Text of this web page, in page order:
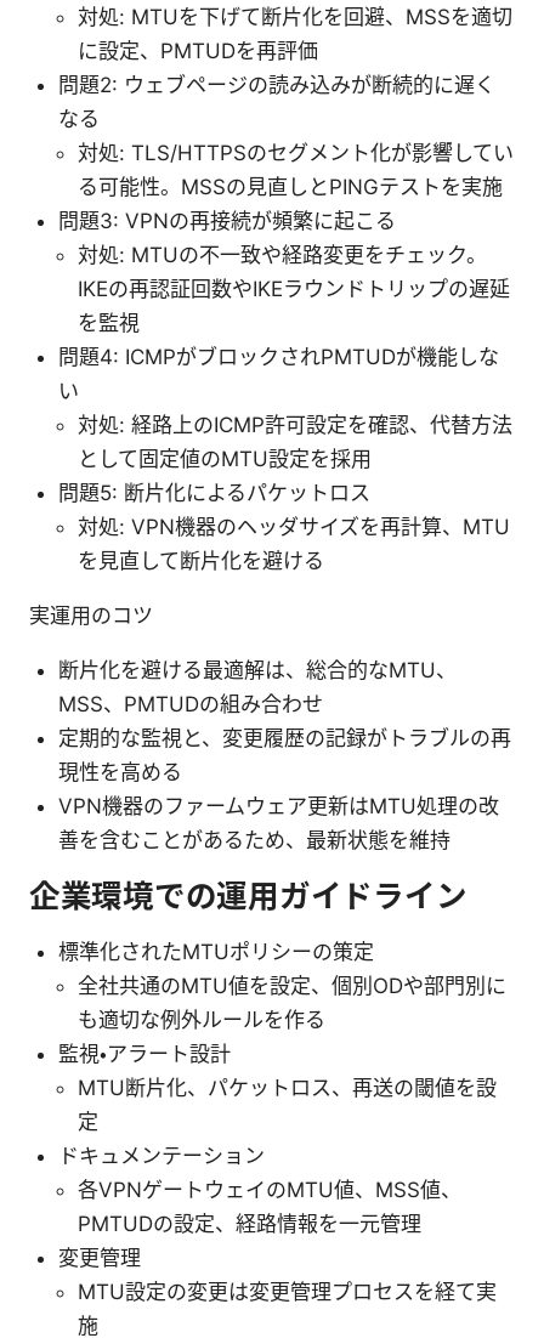
対処: MTUを下げて断片化を回避、MSSを適切
に設定、PMTUDを再評価
問題2: ウェブページの読み込みが断続的に遅く
なる
対処: TLS/HTTPSのセグメント化が影響してい
る可能性。MSSの見直しとPINGテストを実施
問題3: VPNの再接続が頻繁に起こる
対処: MTUの不一致や経路変更をチェック。
IKEの再認証回数やIKEラウンドトリップの遅延
を監視
問題4: ICMPがブロックされPMTUDが機能しな
い
対処: 経路上のICMP許可設定を確認、代替方法
として固定値のMTU設定を採用
問題5: 断片化によるパケットロス
対処: VPN機器のヘッダサイズを再計算、MTU
を見直して断片化を避ける
実運用のコツ
断片化を避ける最適解は、総合的なMTU、
MSS、PMTUDの組み合わせ
定期的な監視と、変更履歴の記録がトラブルの再
現性を高める
VPN機器のファームウェア更新はMTU処理の改
善を含むことがあるため、最新状態を維持
企業環境での運用ガイドライン
標準化されたMTUポリシーの策定
全社共通のMTU値を設定、個別ODや部門別に
も適切な例外ルールを作る
監視・アラート設計
MTU断片化、パケットロス、再送の閾値を設
定
ドキュメンテーション
各VPNゲートウェイのMTU値、MSS値、
PMTUDの設定、経路情報を一元管理
変更管理
MTU設定の変更は変更管理プロセスを経て実
施